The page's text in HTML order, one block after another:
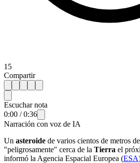
15
Compartir
Escuchar nota
0:00 /0:36
Narración con voz de IA
Un asteroide de varios cientos de metros
"peligrosamente" cerca de la Tierra el
informó la Agencia Espacial Europea (ESA